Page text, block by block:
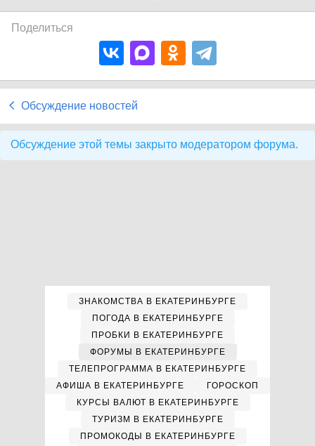
Поделиться
Обсуждение новостей
Обсуждение этой темы закрыто модератором форума.
ЗНАКОМСТВА В ЕКАТЕРИНБУРГЕ
ПОГОДА В ЕКАТЕРИНБУРГЕ
ПРОБКИ В ЕКАТЕРИНБУРГЕ
ФОРУМЫ В ЕКАТЕРИНБУРГЕ
ТЕЛЕПРОГРАММА В ЕКАТЕРИНБУРГЕ
АФИША В ЕКАТЕРИНБУРГЕ
ГОРОСКОП
КУРСЫ ВАЛЮТ В ЕКАТЕРИНБУРГЕ
ТУРИЗМ В ЕКАТЕРИНБУРГЕ
ПРОМОКОДЫ В ЕКАТЕРИНБУРГЕ